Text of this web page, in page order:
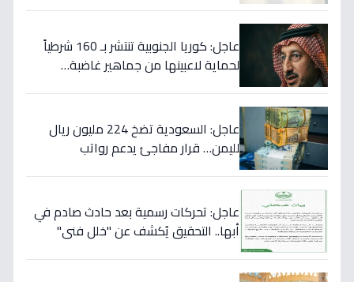
عاجل: كوريا الجنوبية تنتشر بـ 160 شرطياً
لحماية لاعبينها من جماهير غاضبة…
عاجل: السعودية تضخ 224 مليون ريال
لليمن… قرار مفاجئ يدعم رواتب
عاجل: تحركات رسمية بعد حادث صادم في
أبها.. التحقيق يُكشف عن "خلل فني"